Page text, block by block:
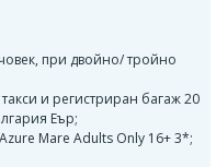
при двойно/ тройно
и регистриран багаж 20
Еър;
Mare Adults Only 16+ 3*;